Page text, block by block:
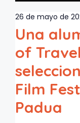
26 de mayo de
Una
of
Film
Padua